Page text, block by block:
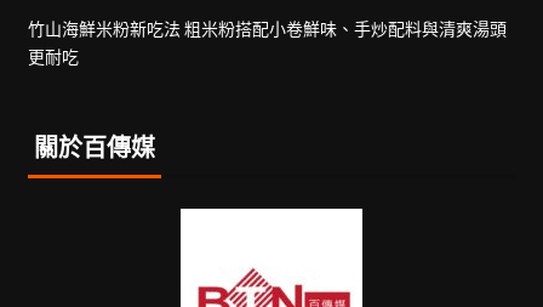
竹山海鮮米粉新吃法 粗米粉搭配小卷鮮味、手炒配料與清爽湯頭
更耐吃
關於百傳媒